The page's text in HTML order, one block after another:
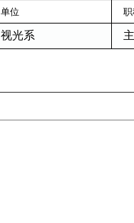
单位
视光系